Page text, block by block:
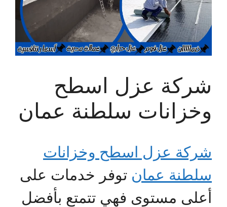
شركة عزل اسطح
وخزانات سلطنة عمان
شركة عزل اسطح وخزانات
سلطنة عمان توفر خدمات على
أعلى مستوى فهي تتمتع بأفضل